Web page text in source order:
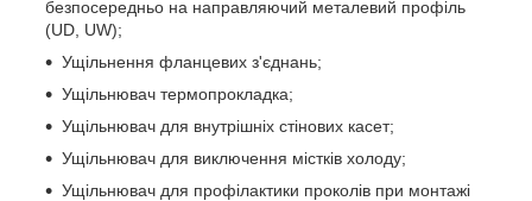
безпосередньо на направляючий металевий профіль
(UD, UW);
Ущільнення фланцевих з'єднань;
Ущільнювач термопрокладка;
Ущільнювач для внутрішніх стінових касет;
Ущільнювач для виключення містків холоду;
Ущільнювач для профілактики проколів при монтажі